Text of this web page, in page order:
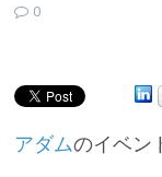
0
アダムのイベン